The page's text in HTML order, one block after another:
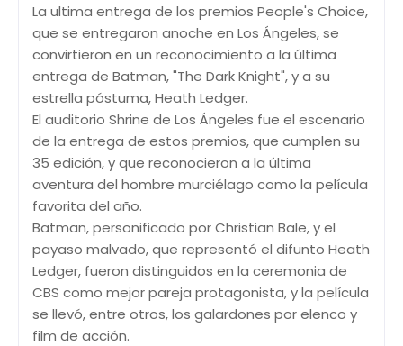
La ultima entrega de los premios People's Choice,
que se entregaron anoche en Los Ángeles, se
convirtieron en un reconocimiento a la última
entrega de Batman, "The Dark Knight", y a su
estrella póstuma, Heath Ledger.
El auditorio Shrine de Los Ángeles fue el escenario
de la entrega de estos premios, que cumplen su
35 edición, y que reconocieron a la última
aventura del hombre murciélago como la película
favorita del año.
Batman, personificado por Christian Bale, y el
payaso malvado, que representó el difunto Heath
Ledger, fueron distinguidos en la ceremonia de
CBS como mejor pareja protagonista, y la película
se llevó, entre otros, los galardones por elenco y
film de acción.